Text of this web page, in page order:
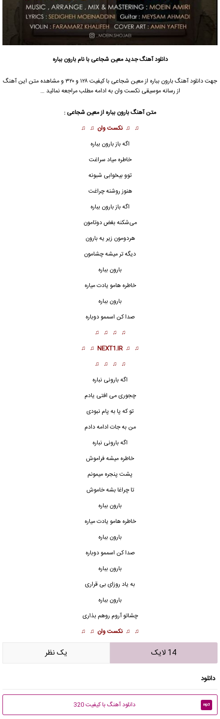
دانلود آهنگ جدیدمعین شجاعی با نام بارون بباره
جهت دانلود آهنگ بارون بباره ازمعین شجاعی
با کیفیت ۱۲۸ و ۳۲۰ و مشاهده متن این آهنگ
از رسانه موسیقی نکست وان به ادامه مطلب مراجعه نمائید …
متن آهنگ بارون بباره ازمعین شجاعی :
♫ ♫ نکست وان ♫ ♫
اگه باز بارون بباره
خاطره میاد سراغت
توو بیخوابی شبونه
هنوز روشنه چراغت
اگه بازبارون بباره
می‌شکنه بغض دوتامون
هردومون زیر یه بارون
دیگه تر میشه چشامون
بارون بباره
خاطره هامو یادت میاره
بارون بباره
صدا کن اسممو دوباره
♫ ♫ ♫ ♫
♫ ♫
NEXT1.IR
♫ ♫
♫ ♫ ♫ ♫
اگه بارونی نباره
چجوری می افتی یادم
تو که پا به پام نبودی
من به جات ادامه دادم
اگه بارونی نباره
خاطره میشه فراموش
پشت پنجره میمونم
تا چراغا بشه خاموش
بارون بباره
خاطره هامو یادت میاره
بارون بباره
صدا کن اسممو دوباره
بارون بباره
به یاد روزای بی قراری
بارون بباره
چشاتو آروم روهم بذاری
♫ ♫ نکست وان ♫ ♫
14 لایک يک نظر
دانلود
mp3 دانلود آهنگ با کیفیت 320